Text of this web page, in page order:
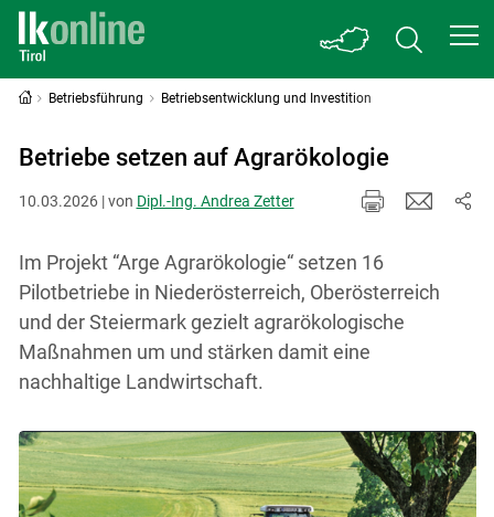
Betriebsführung Betriebsentwicklung und Investition
Betriebe setzen auf Agrarökologie
10.03.2026 | von Dipl.-Ing. Andrea Zetter
Im Projekt “Arge Agrarökologie“ setzen 16
Pilotbetriebe in Niederösterreich, Oberösterreich
und der Steiermark gezielt agrarökologische
Maßnahmen um und stärken damit eine
nachhaltige Landwirtschaft.